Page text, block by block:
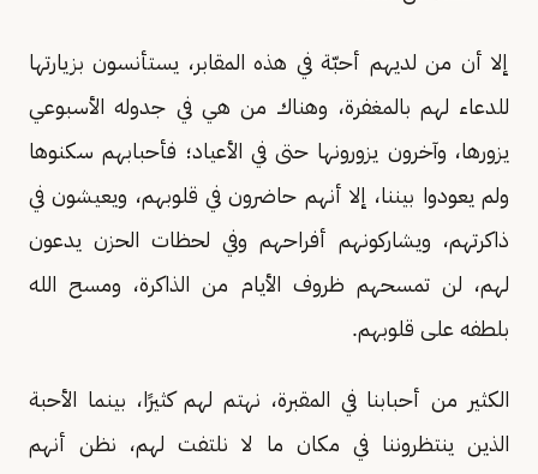
إلا أن من لديهم أحبّة في هذه المقابر، يستأنسون بزيارتها
للدعاء لهم بالمغفرة، وهناك من هي في جدوله الأسبوعي
يزورها، وآخرون يزورونها حتى في الأعياد؛ فأحبابهم سكنوها
ولم يعودوا بيننا، إلا أنهم حاضرون في قلوبهم، ويعيشون في
ذاكرتهم، ويشاركونهم أفراحهم وفي لحظات الحزن يدعون
لهم، لن تمسحهم ظروف الأيام من الذاكرة، ومسح الله
بلطفه على قلوبهم.
الكثير من أحبابنا في المقبرة، نهتم لهم كثيرًا، بينما الأحبة
الذين ينتظروننا في مكان ما لا نلتفت لهم، نظن أنهم